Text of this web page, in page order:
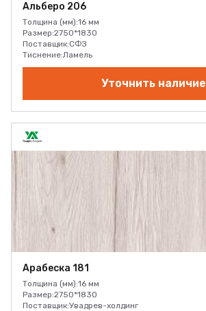
Альберо 206
Толщина (мм):16 мм
Размер:2750*1830
Поставщик:СФЗ
Тиснение:Ламель
Уточнить наличие
Арабеска 181
Толщина (мм):16 мм
Размер:2750*1830
Поставщик:Увадрев-холдинг